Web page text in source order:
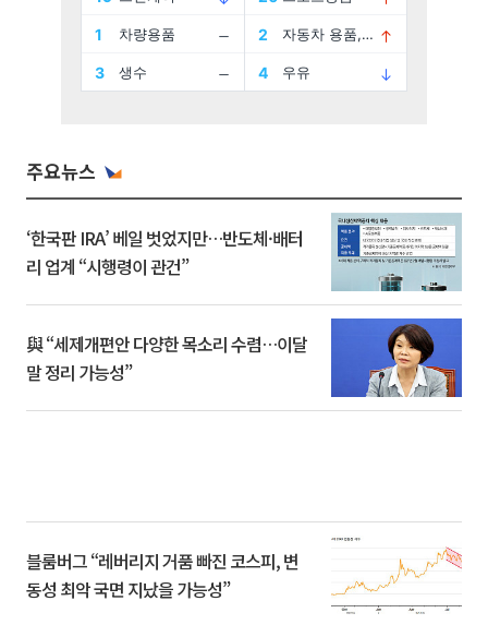
주요뉴스
‘한국판 IRA’ 베일 벗었지만…반도체·배터
리 업계 “시행령이 관건”
與 “세제개편안 다양한 목소리 수렴…이달
말 정리 가능성”
블룸버그 “레버리지 거품 빠진 코스피, 변
동성 최악 국면 지났을 가능성”